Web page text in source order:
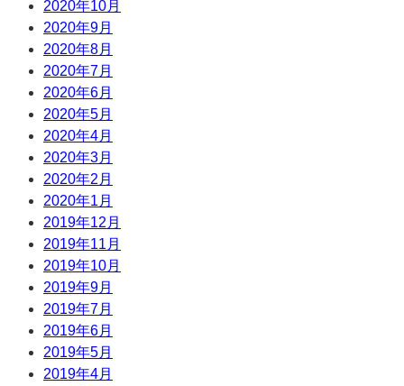
2020年10月
2020年9月
2020年8月
2020年7月
2020年6月
2020年5月
2020年4月
2020年3月
2020年2月
2020年1月
2019年12月
2019年11月
2019年10月
2019年9月
2019年7月
2019年6月
2019年5月
2019年4月